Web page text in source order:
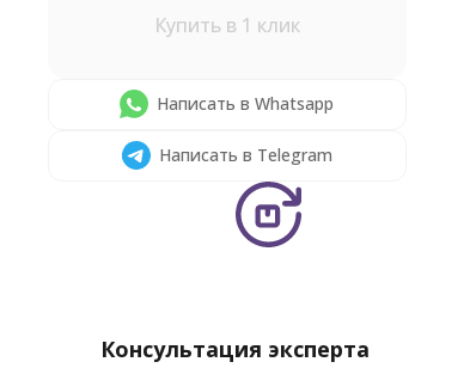
Купить в 1 клик
Написать в Whatsapp
Написать в Telegram
Консультация эксперта